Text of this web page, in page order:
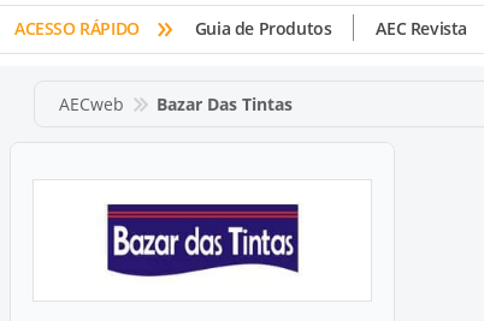
tinta,
etc
ACESSO RÁPIDO » Guia de Produtos AEC Revista
AECweb Bazar Das Tintas